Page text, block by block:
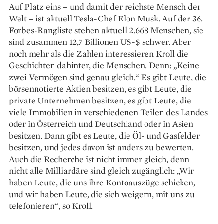
Auf Platz eins – und damit der reichste Mensch der
Welt – ist aktuell Tesla-Chef Elon Musk. Auf der 36.
Forbes-Rangliste stehen aktuell 2.668 Menschen, sie
sind zusammen 12,7 Billionen US-$ schwer. Aber
noch mehr als die Zahlen interessieren Kroll die
Geschichten dahinter, die Menschen. Denn: „Keine
zwei Vermögen sind genau gleich.“ Es gibt Leute, die
börsen­notierte Aktien besitzen, es gibt Leute, die
private Unternehmen besitzen, es gibt Leute, die
viele Immobilien in verschiedenen Teilen des Landes
oder in Österreich und Deutschland oder in Asien
besitzen. Dann gibt es Leute, die Öl- und Gasfelder
besitzen, und jedes davon ist anders zu bewerten.
Auch die Recherche ist nicht immer gleich, denn
nicht alle Milliardäre sind gleich zugänglich: „Wir
haben Leute, die uns ihre Kontoauszüge schicken,
und wir haben Leute, die sich weigern, mit uns zu
telefonieren“, so Kroll.